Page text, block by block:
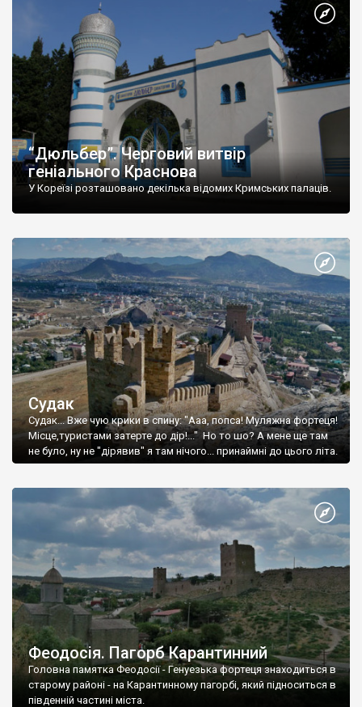
“Дюльбер”. Черговий витвір
геніального Краснова
У Кореїзі розташовано декілька відомих Кримських палаців.
Судак
Судак... Вже чую крики в спину: "Ааа, попса! Муляжна фортеця!
Місце,туристами затерте до дір!..." Но то шо? А мене ще там
не було, ну не "дірявив" я там нічого... принаймні до цього літа.
Феодосія. Пагорб Карантинний
Головна памятка Феодосії - Генуезька фортеця знаходиться в
старому районі - на Карантинному пагорбі, який підноситься в
південній частині міста.